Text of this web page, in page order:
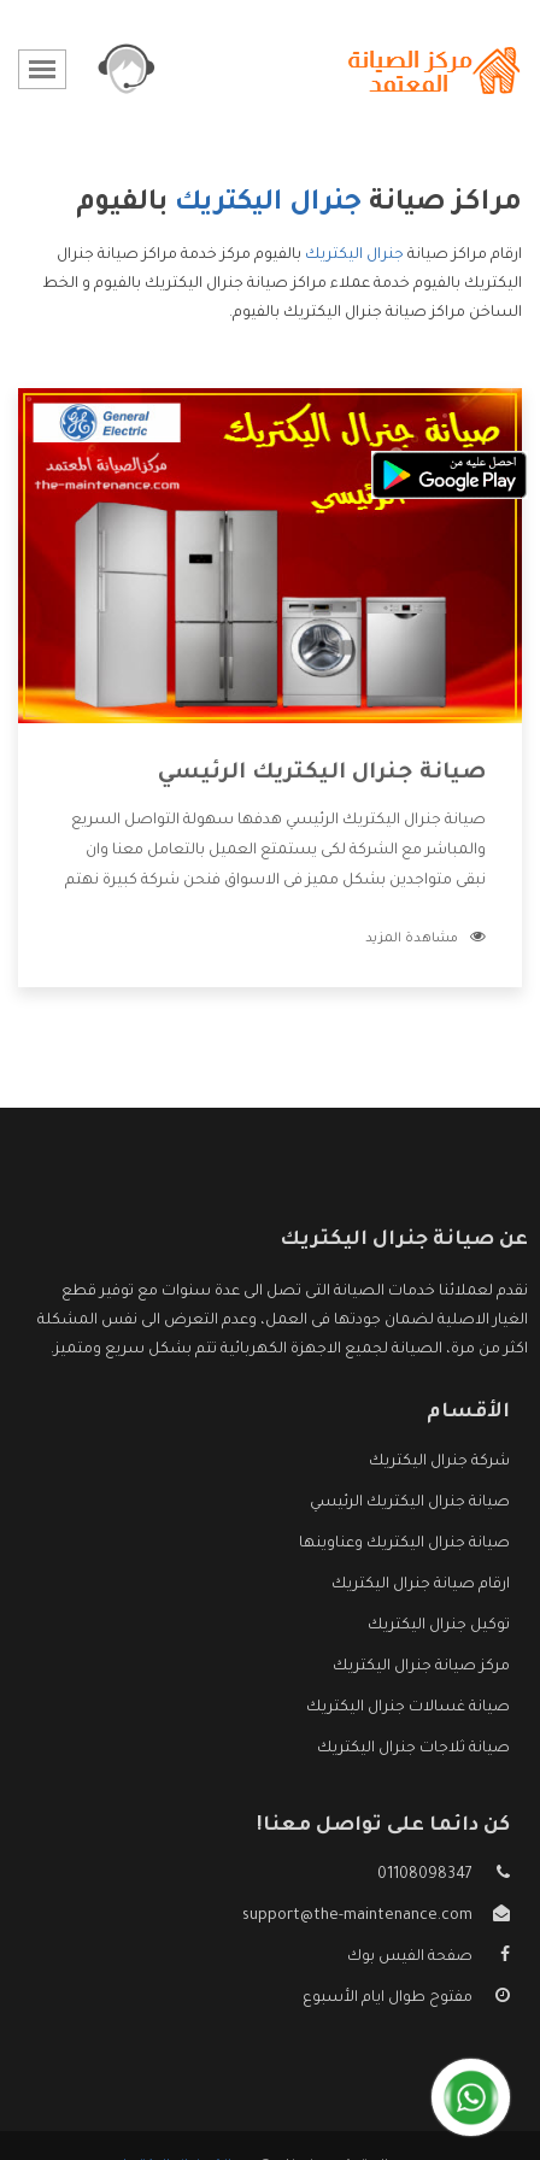
مراكز صيانة جنرال اليكتريك بالفيوم
ارقام مراكز صيانة جنرال اليكتريك بالفيوم مركز خدمة مراكز صيانة جنرال
اليكتريك بالفيوم خدمة عملاء مراكز صيانة جنرال اليكتريك بالفيوم و الخط
الساخن مراكز صيانة جنرال اليكتريك بالفيوم.
صيانة جنرال اليكتريك الرئيسي
صيانة جنرال اليكتريك الرئيسي هدفها سهولة التواصل السريع
والمباشر مع الشركة لكى يستمتع العميل بالتعامل معنا وان
نبقى متواجدين بشكل مميز فى الاسواق فنحن شركة كبيرة نهتم
الشركة بها والتى تكون منها خدمة الصيانة التى تكون من أهم
مشاهدة المزيد
عن صيانة جنرال اليكتريك
نقدم لعملائنا خدمات الصيانة التى تصل الى عدة سنوات مع توفير قطع
الغيار الاصلية لضمان جودتها فى العمل، وعدم التعرض الى نفس المشكلة
اكثر من مرة، الصيانة لجميع الاجهزة الكهربائية تتم بشكل سريع ومتميز.
الأقسام
شركة جنرال اليكتريك
صيانة جنرال اليكتريك الرئيسي
صيانة جنرال اليكتريك وعناوينها
ارقام صيانة جنرال اليكتريك
توكيل جنرال اليكتريك
مركز صيانة جنرال اليكتريك
صيانة غسالات جنرال اليكتريك
صيانة ثلاجات جنرال اليكتريك
كن دائما على تواصل معنا!
01108098347
support@the-maintenance.com
صفحة الفيس بوك
مفتوح طوال ايام الأسبوع